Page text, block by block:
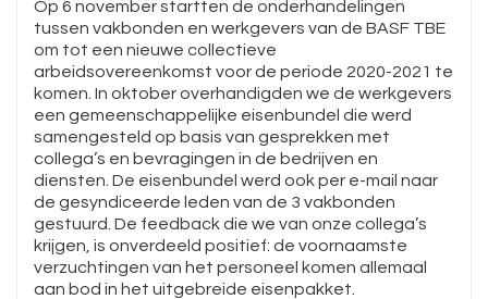
Op 6 november startten de onderhandelingen
tussen vakbonden en werkgevers van de BASF TBE
om tot een nieuwe collectieve
arbeidsovereenkomst voor de periode 2020-2021 te
komen. In oktober overhandigden we de werkgevers
een gemeenschappelijke eisenbundel die werd
samengesteld op basis van gesprekken met
collega’s en bevragingen in de bedrijven en
diensten. De eisenbundel werd ook per e-mail naar
de gesyndiceerde leden van de 3 vakbonden
gestuurd. De feedback die we van onze collega’s
krijgen, is onverdeeld positief: de voornaamste
verzuchtingen van het personeel komen allemaal
aan bod in het uitgebreide eisenpakket.